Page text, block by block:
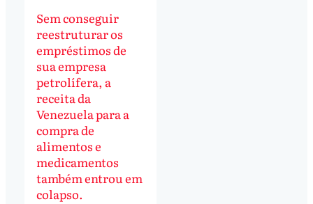
Sem conseguir
reestruturar os
empréstimos de
sua empresa
petrolífera, a
receita da
Venezuela para a
compra de
alimentos e
medicamentos
também entrou em
colapso.